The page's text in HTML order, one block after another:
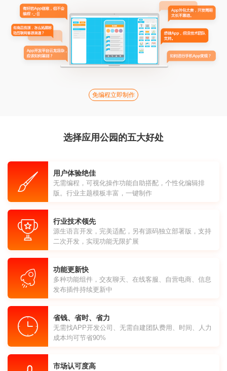
免编程立即制作
选择应用公园的五大好处
用户体验绝佳
无需编程，可视化操作功能自助搭配，个性化编辑排
版。行业主题模板丰富，一键制作
行业技术领先
源生语言开发，完美适配，另有源码独立部署版，支持
二次开发，实现功能无限扩展
功能更新快
多种功能组件，交友聊天、在线客服、自营电商、信息
发布插件持续更新中
省钱、省时、省力
无需找APP开发公司、无需自建团队费用、时间、人力
成本均可节省90%
市场认可度高